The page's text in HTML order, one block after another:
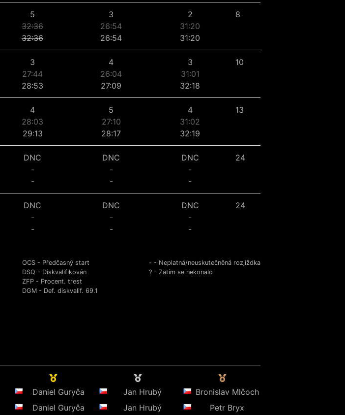
5
32:36
32:36
3
26:54
26:54
2
31:20
31:20
8
3
27:44
28:53
4
26:04
27:09
3
31:01
32:18
10
4
28:03
29:13
5
27:10
28:17
4
31:02
32:19
13
DNC
-
-
DNC
-
-
DNC
-
-
24
DNC
-
-
DNC
-
-
DNC
-
-
24
OCS - Předčasný start
DSQ - Diskvalifikován
ZFP - Procent. trest
DGM - Def. diskvalif. 69.1
- - Neplatná/neuskutečněná rozjíždka
? - Zatím se nekonalo
Daniel Guryča Jan Hrubý Bronislav Mlčoch
Daniel Guryča Jan Hrubý Petr Bryx